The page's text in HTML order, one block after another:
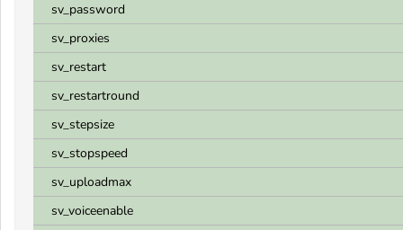
sv_password
sv_proxies
sv_restart
sv_restartround
sv_stepsize
sv_stopspeed
sv_uploadmax
sv_voiceenable